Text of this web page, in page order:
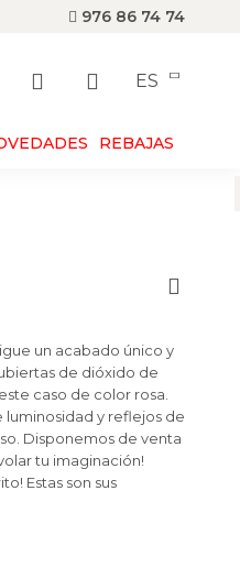
976 86 74 74
ES
REBAJAS
un acabado único y
de dióxido de
caso de color rosa.
luminosidad y reflejos de
Disponemos de venta
tu imaginación!
Estas son sus